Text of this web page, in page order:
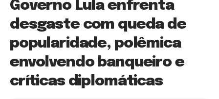
Governo Lula enfrenta
desgaste com queda de
popularidade, polêmica
envolvendo banqueiro e
críticas diplomáticas